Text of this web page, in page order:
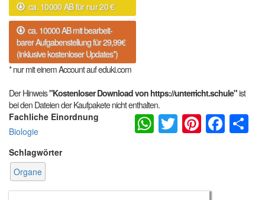
ca. 10000 AB für nur 20 €
ca. 10000 AB mit bearbeit-
barer Aufgabenstellung für 29,99€
(inklusive kostenloser Updates*)
* nur mit einem Account auf eduki.com
Der Hinweis"Kostenloser Download von https://unterricht.schule"ist
bei den Dateien der Kaufpakete nicht enthalten.
Fachliche Einordnung
Biologie
Schlagwörter
Organe
WhatsApp
Twitter